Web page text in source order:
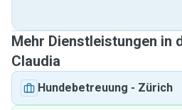
Mehr Dienstleistungen in
Claudia
Hundebetreuung - Zürich